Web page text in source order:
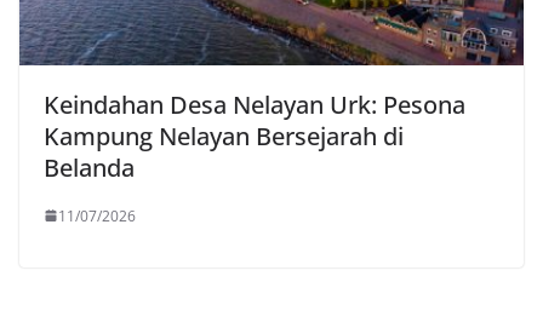
Keindahan Desa Nelayan Urk: Pesona
Kampung Nelayan Bersejarah di
Belanda
11/07/2026